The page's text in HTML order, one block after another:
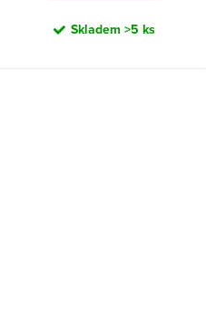
Skladem >5 ks